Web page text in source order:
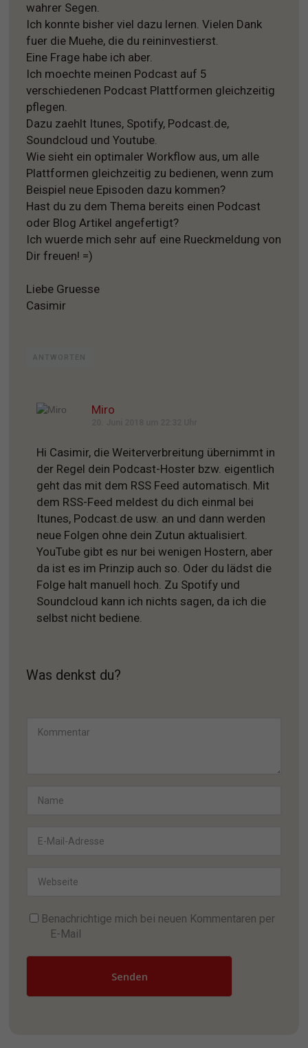
wahrer Segen.
Ich konnte bisher viel dazu lernen. Vielen Dank
fuer die Muehe, die du reininvestierst.
Eine Frage habe ich aber.
Ich moechte meinen Podcast auf 5
verschiedenen Podcast Plattformen gleichzeitig
pflegen.
Dazu zaehlt Itunes, Spotify, Podcast.de,
Soundcloud und Youtube.
Wie sieht ein optimaler Workflow aus, um alle
Plattformen gleichzeitig zu bedienen, wenn zum
Beispiel neue Episoden dazu kommen?
Hast du zu dem Thema bereits einen Podcast
oder Blog Artikel angefertigt?
Ich wuerde mich sehr auf eine Rueckmeldung von
Dir freuen! =)
Liebe Gruesse
Casimir
ANTWORTEN
Miro
Hi Casimir, die Weiterverbreitung übernimmt in
der Regel dein Podcast-Hoster bzw. eigentlich
geht das mit dem RSS Feed automatisch. Mit
dem RSS-Feed meldest du dich einmal bei
Itunes, Podcast.de usw. an und dann werden
neue Folgen ohne dein Zutun aktualisiert.
YouTube gibt es nur bei wenigen Hostern, aber
da ist es im Prinzip auch so. Oder du lädst die
Folge halt manuell hoch. Zu Spotify und
Soundcloud kann ich nichts sagen, da ich die
selbst nicht bediene.
Was denkst du?
Benachrichtige mich bei neuen Kommentaren per
E-Mail
Senden